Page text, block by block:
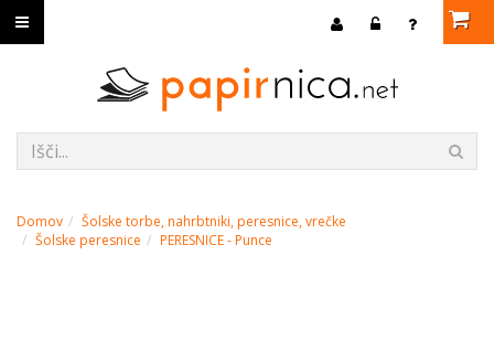
Domov
Šolske torbe, nahrbtniki, peresnice, vrečke
Šolske peresnice
PERESNICE - Punce